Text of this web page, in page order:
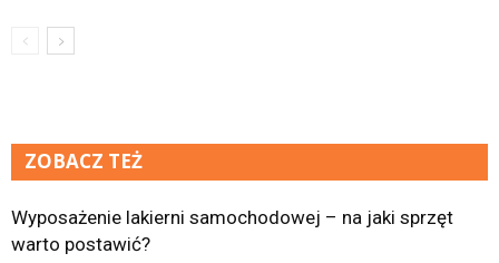
ZOBACZ TEŻ
Wyposażenie lakierni samochodowej – na jaki sprzęt
warto postawić?